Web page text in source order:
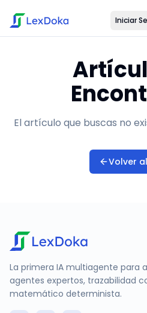
Iniciar
El artículo que buscas no
Volver
La primera IA multiagente para
agentes expertos, trazabilidad
matemático determinista.